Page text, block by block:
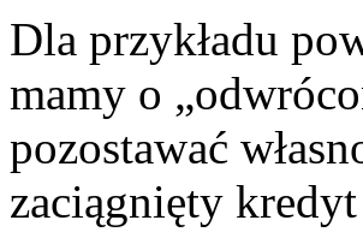
Dla przykładu
mamy o
pozostawać
zaciągnięty